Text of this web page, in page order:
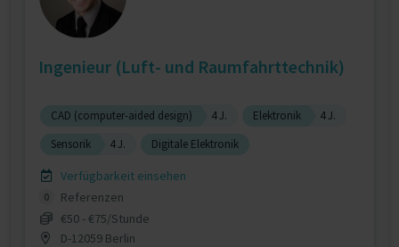
Ingenieur (Luft- und Raumfahrttechnik)
CAD (computer-aided design) 4 J. Elektronik
4 J.
Sensorik
4 J. Digitale Elektronik
Verfügbarkeit einsehen
0
Referenzen
€50 - €75/Stunde
D-12059 Berlin